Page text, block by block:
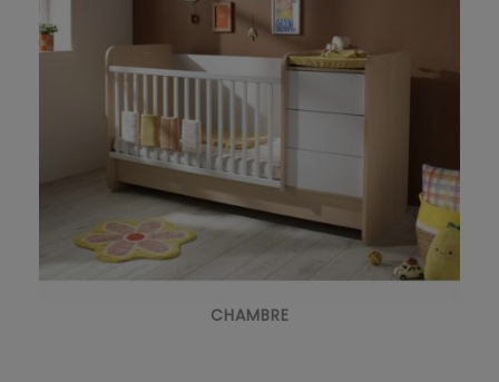
CHAMBRE